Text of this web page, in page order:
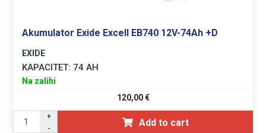
Akumulator Exide Excell EB740 12V-74Ah +D
EXIDE
KAPACITET: 74 AH
Na zalihi
120,00€
+
-
Add to cart